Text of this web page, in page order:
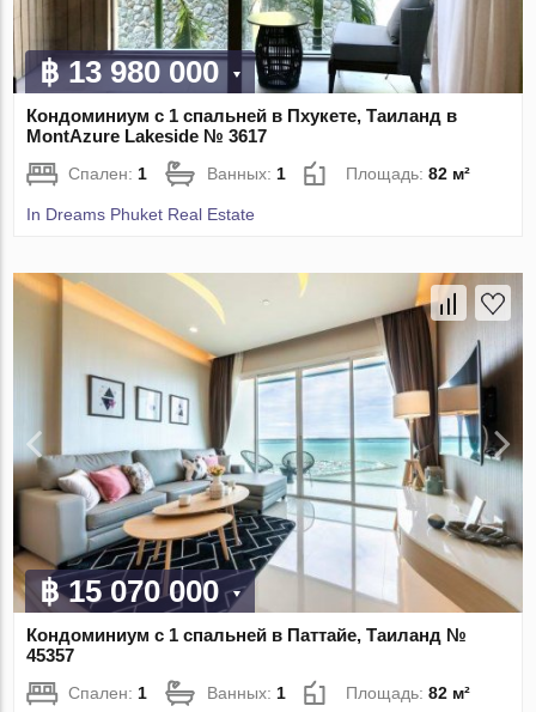
฿ 13 980 000
Кондоминиум с 1 спальней в Пхукете, Таиланд в
MontAzure Lakeside № 3617
Спален: 1 Ванных: 1 Площадь:82 м²
In Dreams Phuket Real Estate
฿ 15 070 000
Кондоминиум с 1 спальней в Паттайе, Таиланд №
45357
Спален: 1 Ванных: 1 Площадь:82 м²